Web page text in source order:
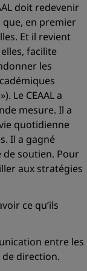
doit redevenir
que, en premier
Et il revient
facilite
les
). Le CEAAL a
mesure. Il a
quotidienne
Il a gagné
de soutien. Pour
aux stratégies
ce qu’ils
entre les
de direction.